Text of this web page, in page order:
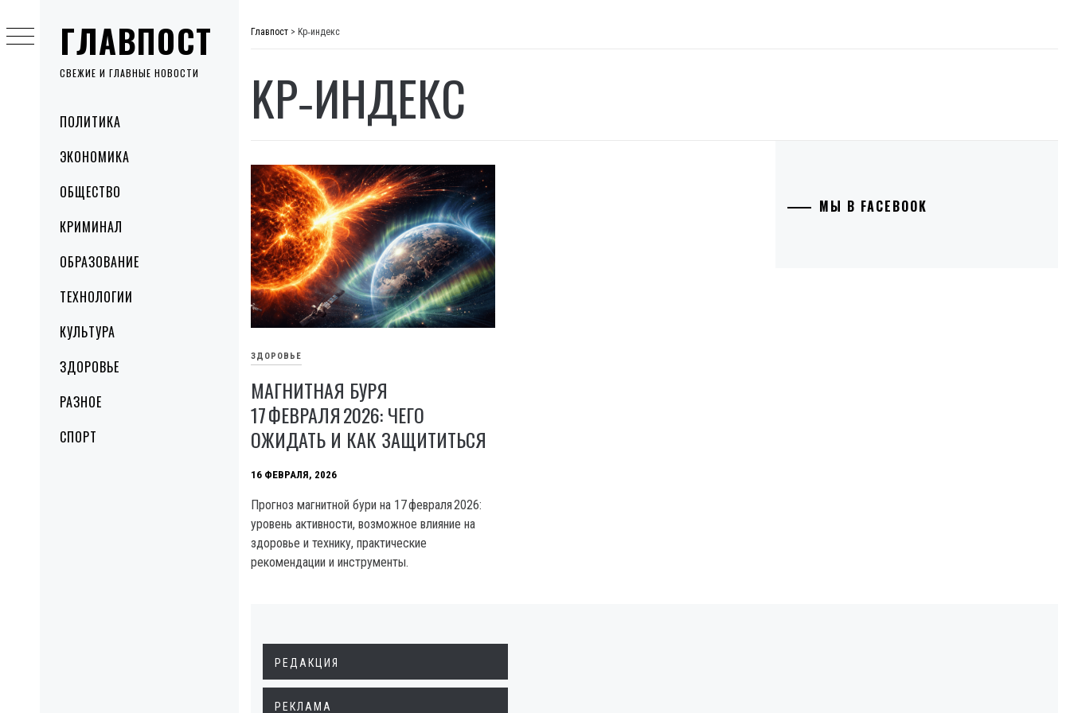
ГЛАВПОСТ
СВЕЖИЕ И ГЛАВНЫЕ НОВОСТИ
MenuПОЛИТИКА
ЭКОНОМИКА
ОБЩЕСТВО
КРИМИНАЛ
ОБРАЗОВАНИЕ
ТЕХНОЛОГИИ
КУЛЬТУРА
ЗДОРОВЬЕ
РАЗНОЕ
СПОРТ
to
content
Главпост > Kp‑индекс
KP‑ИНДЕКС
ЗДОРОВЬЕ
МАГНИТНАЯ БУРЯ
17 ФЕВРАЛЯ 2026: ЧЕГО
ОЖИДАТЬ И КАК ЗАЩИТИТЬСЯ
16 ФЕВРАЛЯ, 2026
Прогноз магнитной бури на 17 февраля 2026:
уровень активности, возможное влияние на
здоровье и технику, практические
рекомендации и инструменты.
МЫ В FACEBOOK
РЕДАКЦИЯ
РЕКЛАМА